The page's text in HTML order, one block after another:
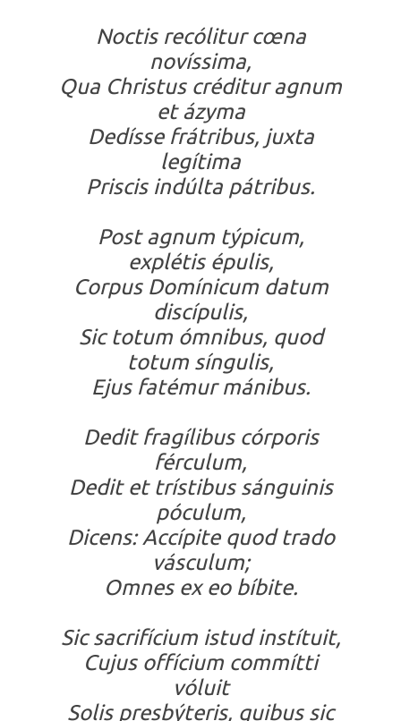
Noctis recólitur cœna
novíssima,
Qua Christus créditur agnum
et ázyma
Dedísse frátribus, juxta
legítima
Priscis indúlta pátribus.
Post agnum týpicum,
explétis épulis,
Corpus Domínicum datum
discípulis,
Sic totum ómnibus, quod
totum síngulis,
Ejus fatémur mánibus.
Dedit fragílibus córporis
férculum,
Dedit et trístibus sánguinis
póculum,
Dicens: Accípite quod trado
vásculum;
Omnes ex eo bíbite.
Sic sacrifícium istud instítuit,
Cujus offícium commítti
vóluit
Solis presbýteris, quibus sic